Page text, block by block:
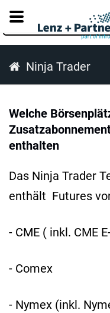
Ninja Trader
Welche
enthalten
Das Ninja Trader
enthält Futures
- CME ( inkl. CME
- Comex
- Nymex (inkl.